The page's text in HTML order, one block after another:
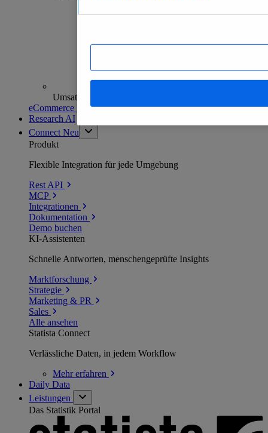
Umsatzanalysen und -prognosen
eCommerce Insights entdecken
Research AI
Connect Neu
Produkt
Flexible Integration für jede Umgebung
Rest API
MCP
Integrationen
Dokumentation
Demo buchen
KI-Assistenten
Schnelle Antworten, menschengeprüfte Insights
Marktforschung
Strategie
Marketing & PR
Sales
Alle ansehen
Statista Connect
Verlässliche Daten, in jedem Workflow
Mehrerfahren
Daily Data
Leistungen
Das Statistik Portal